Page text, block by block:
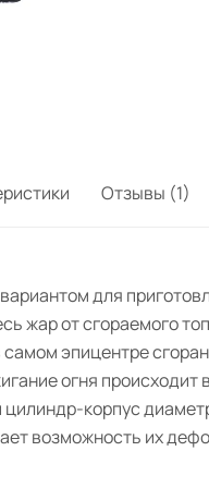
Отзывы (1)
для
жар от сгораемого
эпицентре
огня
корпус
возможность их